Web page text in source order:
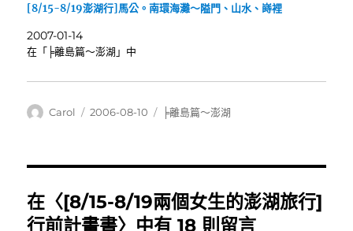
[8/15-8/19澎湖行]馬公。南環海灘～隘門、山水、嵵裡
2007-01-14
在「╞離島篇～澎湖」中
作
Carol
發
2006-08-10
分
╞離島篇～澎湖
在〈[8/15-8/19兩個女生的澎湖旅行]
行前計畫書〉中有 18 則留言